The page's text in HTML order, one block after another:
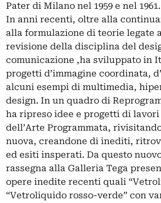
Pater di Milano nel 1959 e nel 1961.
In anni recenti, oltre alla
alla formulazione di teorie legate
revisione della disciplina del
comunicazione ,ha sviluppato in
progetti d’immagine coordinata,
alcuni esempi di multimedia,
design. In un quadro di
ha ripreso idee e progetti di
dell’Arte Programmata,
nuova, creandone di inediti,
ed esiti insperati. Da questo
rassegna alla Galleria Tega
opere inedite recenti quali
“Vetroliquido rosso-verde” con